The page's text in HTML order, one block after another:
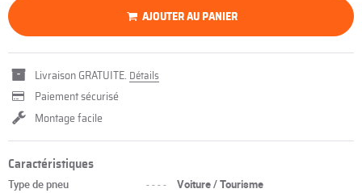
AJOUTER AU PANIER
Livraison GRATUITE. Détails
Paiement sécurisé
Montage facile
Caractéristiques
Type de pneu ----
Voiture / Tourisme